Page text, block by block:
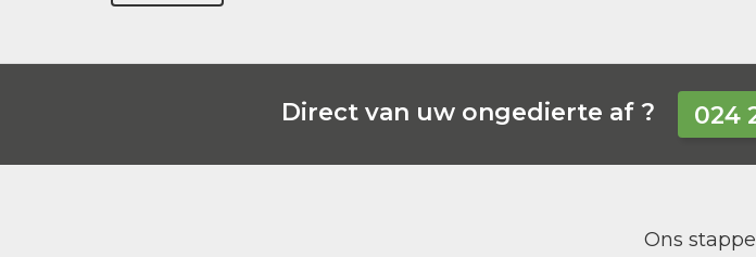
Direct van uw ongedierte af ? 024
Ons